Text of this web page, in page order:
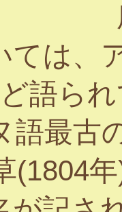
ては、
語ら
語最古
(1804